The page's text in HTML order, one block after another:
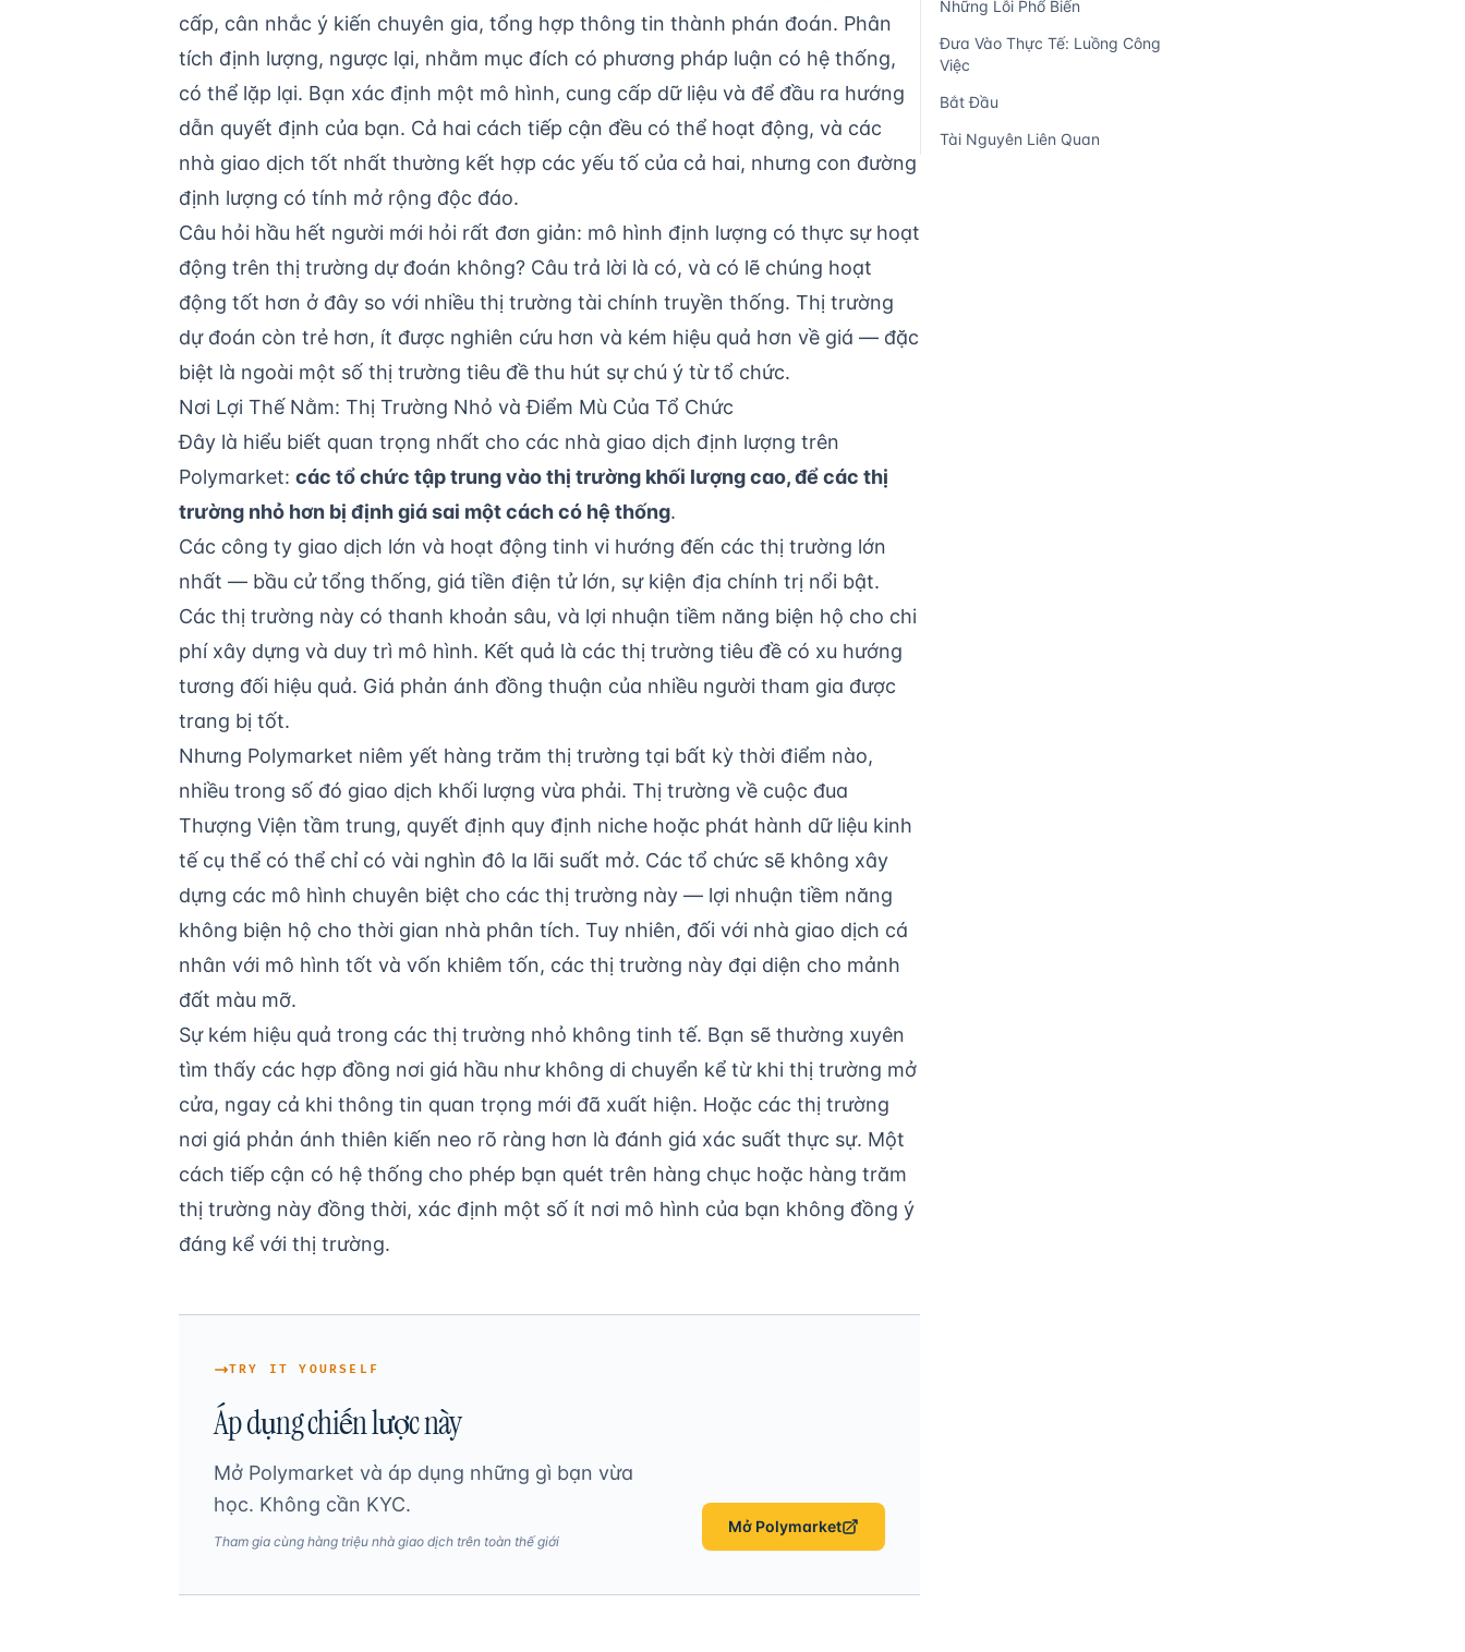
cấp, cân nhắc ý kiến chuyên gia, tổng hợp thông tin thành phán đoán. Phân
tích định lượng, ngược lại, nhằm mục đích có phương pháp luận có hệ thống,
có thể lặp lại. Bạn xác định một mô hình, cung cấp dữ liệu và để đầu ra hướng
dẫn quyết định của bạn. Cả hai cách tiếp cận đều có thể hoạt động, và các
nhà giao dịch tốt nhất thường kết hợp các yếu tố của cả hai, nhưng con đường
định lượng có tính mở rộng độc đáo.
Câu hỏi hầu hết người mới hỏi rất đơn giản: mô hình định lượng có thực sự hoạt
động trên thị trường dự đoán không? Câu trả lời là có, và có lẽ chúng hoạt
động tốt hơn ở đây so với nhiều thị trường tài chính truyền thống. Thị trường
dự đoán còn trẻ hơn, ít được nghiên cứu hơn và kém hiệu quả hơn về giá — đặc
biệt là ngoài một số thị trường tiêu đề thu hút sự chú ý từ tổ chức.
Nơi Lợi Thế Nằm: Thị Trường Nhỏ và Điểm Mù Của Tổ Chức
Đây là hiểu biết quan trọng nhất cho các nhà giao dịch định lượng trên
Polymarket: các tổ chức tập trung vào thị trường khối lượng cao, để các thị
trường nhỏ hơn bị định giá sai một cách có hệ thống.
Các công ty giao dịch lớn và hoạt động tinh vi hướng đến các thị trường lớn
nhất — bầu cử tổng thống, giá tiền điện tử lớn, sự kiện địa chính trị nổi bật.
Các thị trường này có thanh khoản sâu, và lợi nhuận tiềm năng biện hộ cho chi
phí xây dựng và duy trì mô hình. Kết quả là các thị trường tiêu đề có xu hướng
tương đối hiệu quả. Giá phản ánh đồng thuận của nhiều người tham gia được
trang bị tốt.
Nhưng Polymarket niêm yết hàng trăm thị trường tại bất kỳ thời điểm nào,
nhiều trong số đó giao dịch khối lượng vừa phải. Thị trường về cuộc đua
Thượng Viện tầm trung, quyết định quy định niche hoặc phát hành dữ liệu kinh
tế cụ thể có thể chỉ có vài nghìn đô la lãi suất mở. Các tổ chức sẽ không xây
dựng các mô hình chuyên biệt cho các thị trường này — lợi nhuận tiềm năng
không biện hộ cho thời gian nhà phân tích. Tuy nhiên, đối với nhà giao dịch cá
nhân với mô hình tốt và vốn khiêm tốn, các thị trường này đại diện cho mảnh
đất màu mỡ.
Sự kém hiệu quả trong các thị trường nhỏ không tinh tế. Bạn sẽ thường xuyên
tìm thấy các hợp đồng nơi giá hầu như không di chuyển kể từ khi thị trường mở
cửa, ngay cả khi thông tin quan trọng mới đã xuất hiện. Hoặc các thị trường
nơi giá phản ánh thiên kiến neo rõ ràng hơn là đánh giá xác suất thực sự. Một
cách tiếp cận có hệ thống cho phép bạn quét trên hàng chục hoặc hàng trăm
thị trường này đồng thời, xác định một số ít nơi mô hình của bạn không đồng ý
đáng kể với thị trường.
TRY IT YOURSELF
Áp dụng chiến lược này
Mở Polymarket và áp dụng những gì bạn vừa
học. Không cần KYC.
Tham gia cùng hàng triệu nhà giao dịch trên toàn thế giới
Mở Polymarket
Những Lỗi Phổ Biến
Đưa Vào Thực Tế: Luồng Công
Việc
Bắt Đầu
Tài Nguyên Liên Quan